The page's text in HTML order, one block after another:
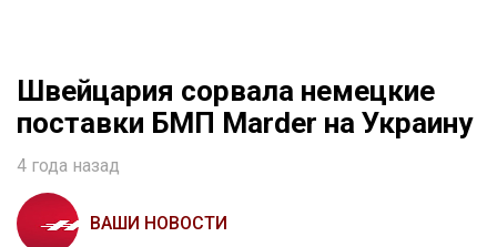
Швейцария сорвала немецкие
поставки БМП Marder на Украину
4 года назад
ВАШИ НОВОСТИ